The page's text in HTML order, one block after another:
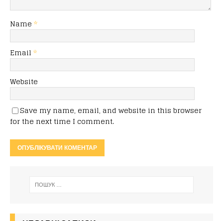
Name *
Email *
Website
Save my name, email, and website in this browser
for the next time I comment.